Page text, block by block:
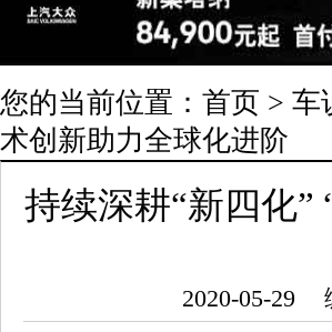
您的当前位置： 首页 > 车
术创新助力全球化进阶
持续深耕“新四化”
2020-05-29